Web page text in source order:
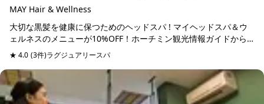
MAY Hair & Wellness
大切な黒髪を健康に保つためのヘッドスパ ! マイヘッドスパ＆ウ
ェルネスのメニューが10%OFF！ホーチミン観光情報ガイドから
予約すると２号店がVIP無料で利用できる! ヘッドスパは頭皮の
洗...
★ 4.0 (3件)ラグジュアリースパ予約可能